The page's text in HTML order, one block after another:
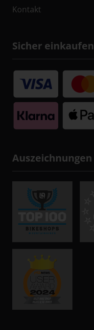
Kontakt
Sicher einkaufen
Auszeichnungen